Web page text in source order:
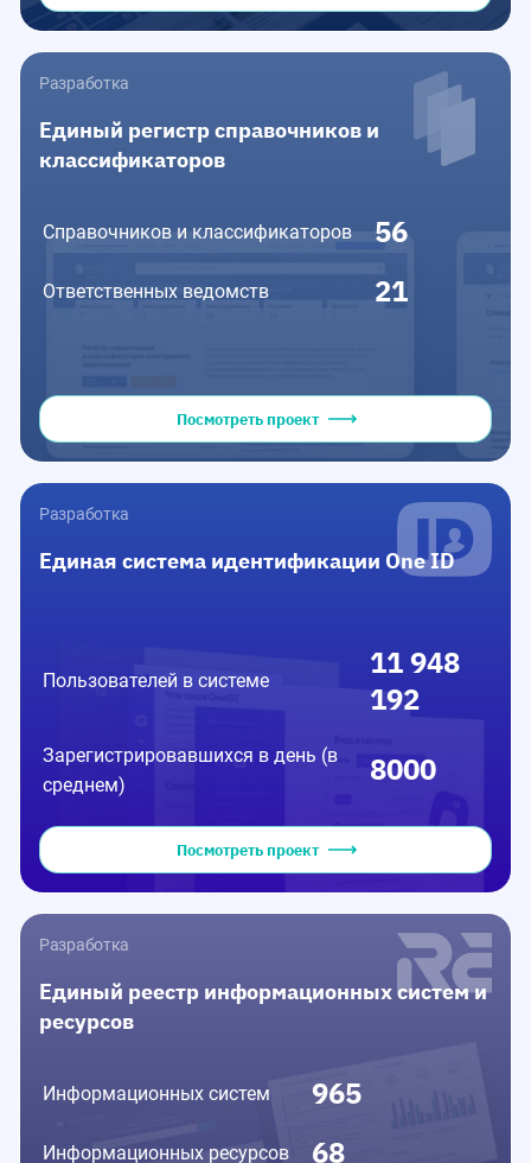
Разработка
Единый регистр справочников и
классификаторов
Справочников и классификаторов 56
Ответственных ведомств 21
Посмотреть проект
Разработка
Единая система идентификации One ID
Пользователей в системе
11 948
192
Зарегистрировавшихся в день (в
среднем)
8000
Посмотреть проект
Разработка
Единый реестр информационных систем и
ресурсов
Информационных систем 965
Информационных ресурсов 68